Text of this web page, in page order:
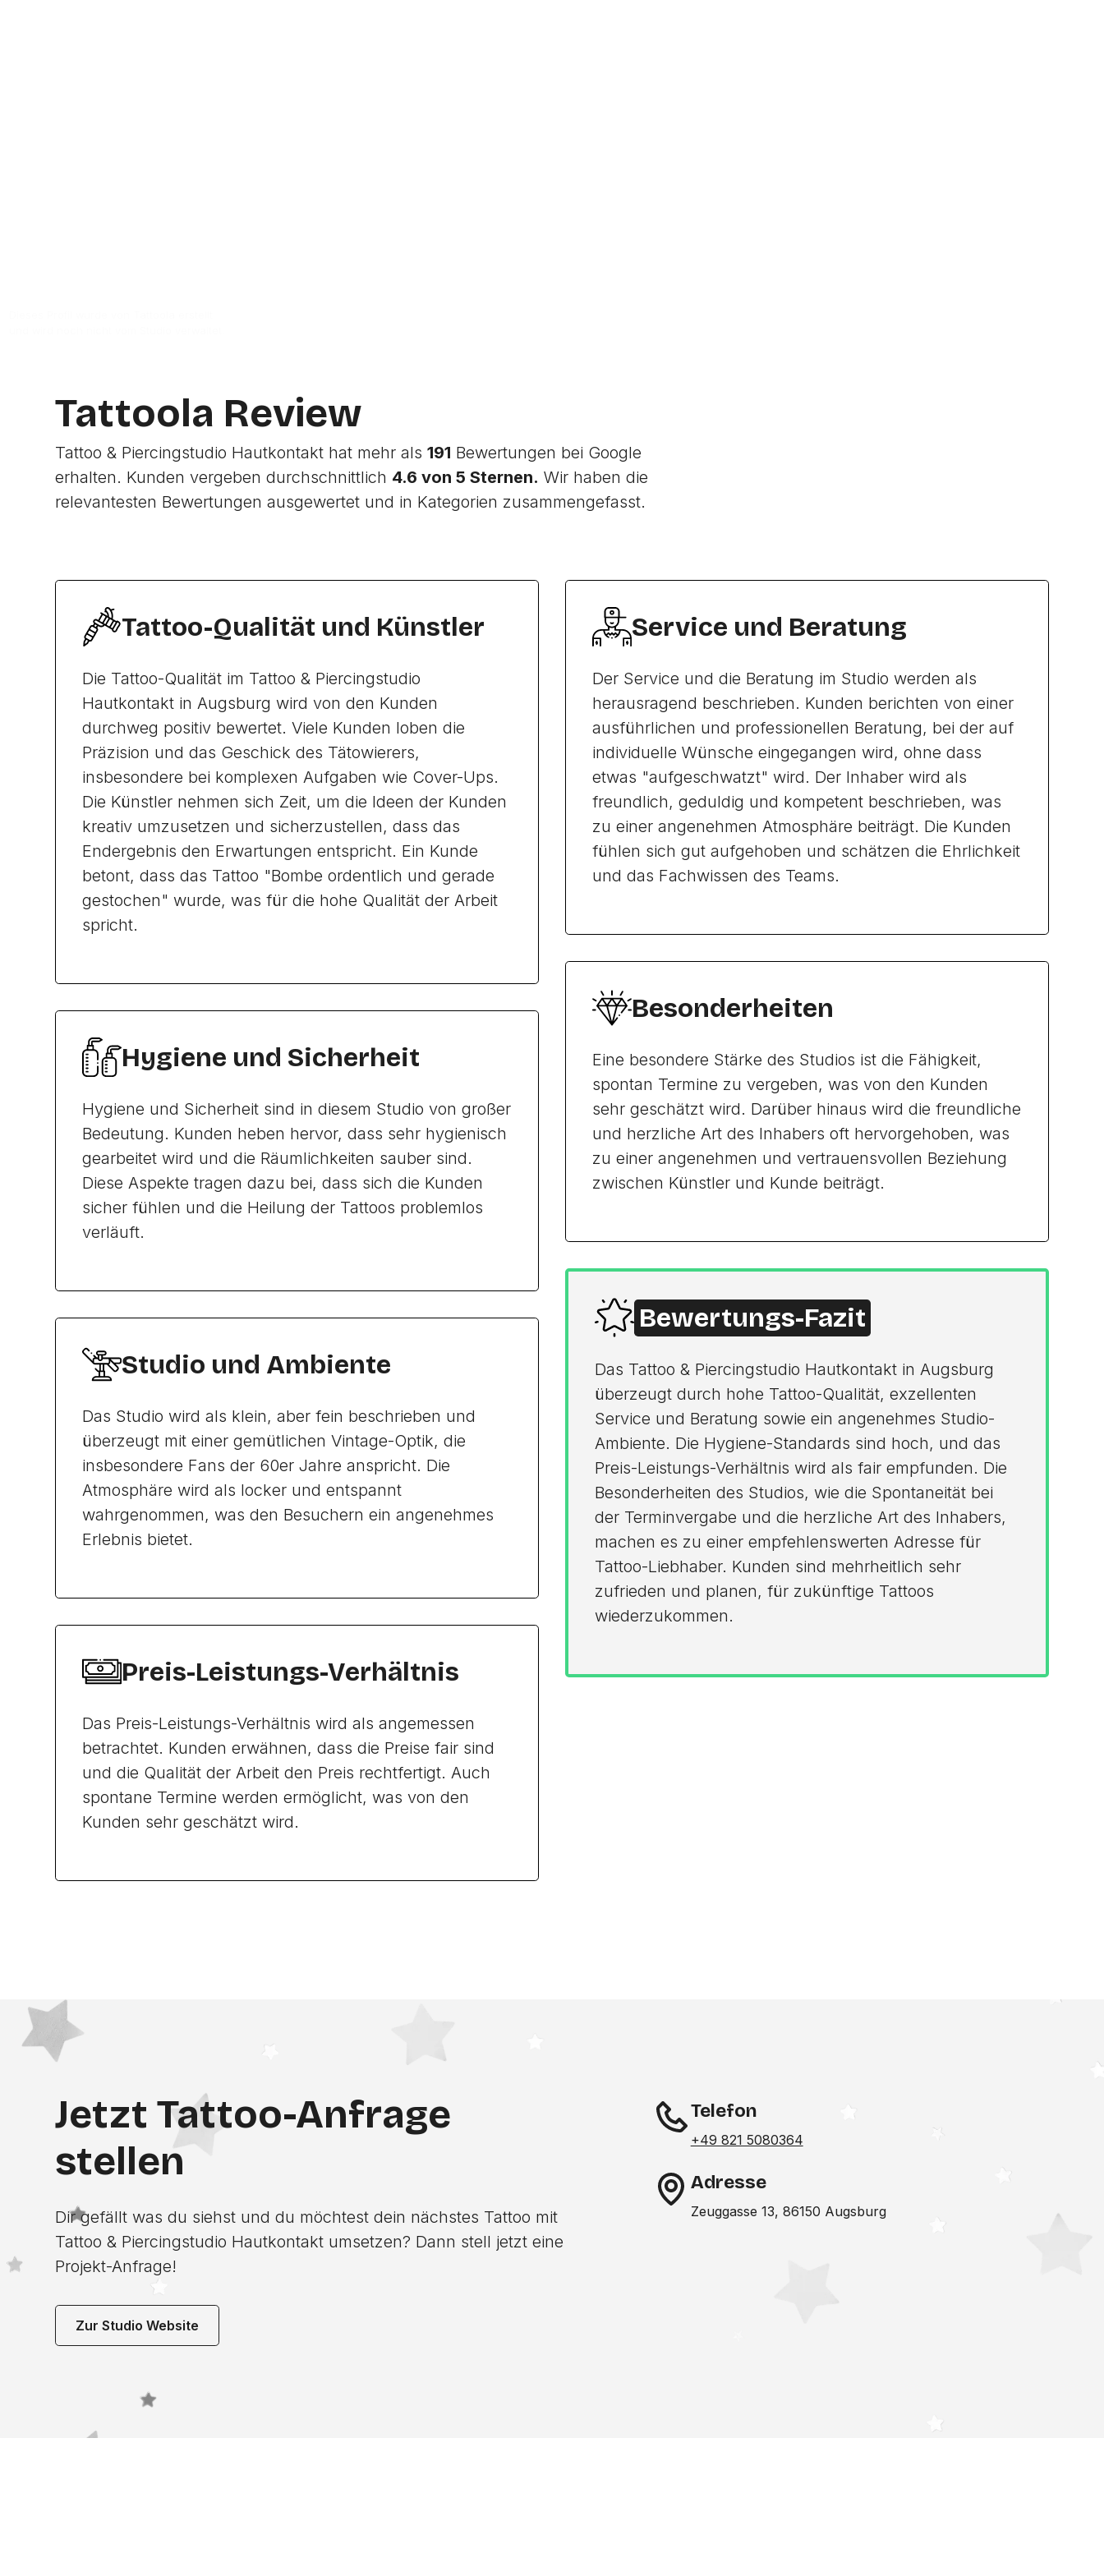
Tattoola Review
Tattoo & Piercingstudio Hautkontakt hat mehr als191 Bewertungen bei Google
erhalten. Kunden vergeben durchschnittlich 4.6 von 5 Sternen. Wir haben die
relevantesten Bewertungen ausgewertet und in Kategorien zusammengefasst.
Tattoo-Qualität und Künstler
Die Tattoo-Qualität im Tattoo & Piercingstudio
Hautkontakt in Augsburg wird von den Kunden
durchweg positiv bewertet. Viele Kunden loben die
Präzision und das Geschick des Tätowierers,
insbesondere bei komplexen Aufgaben wie Cover-Ups.
Die Künstler nehmen sich Zeit, um die Ideen der Kunden
kreativ umzusetzen und sicherzustellen, dass das
Endergebnis den Erwartungen entspricht. Ein Kunde
betont, dass das Tattoo "Bombe ordentlich und gerade
gestochen" wurde, was für die hohe Qualität der Arbeit
spricht.
Hygiene und Sicherheit
Hygiene und Sicherheit sind in diesem Studio von großer
Bedeutung. Kunden heben hervor, dass sehr hygienisch
gearbeitet wird und die Räumlichkeiten sauber sind.
Diese Aspekte tragen dazu bei, dass sich die Kunden
sicher fühlen und die Heilung der Tattoos problemlos
verläuft.
Studio und Ambiente
Das Studio wird als klein, aber fein beschrieben und
überzeugt mit einer gemütlichen Vintage-Optik, die
insbesondere Fans der 60er Jahre anspricht. Die
Atmosphäre wird als locker und entspannt
wahrgenommen, was den Besuchern ein angenehmes
Erlebnis bietet.
Preis-Leistungs-Verhältnis
Das Preis-Leistungs-Verhältnis wird als angemessen
betrachtet. Kunden erwähnen, dass die Preise fair sind
und die Qualität der Arbeit den Preis rechtfertigt. Auch
spontane Termine werden ermöglicht, was von den
Kunden sehr geschätzt wird.
Service und Beratung
Der Service und die Beratung im Studio werden als
herausragend beschrieben. Kunden berichten von einer
ausführlichen und professionellen Beratung, bei der auf
individuelle Wünsche eingegangen wird, ohne dass
etwas "aufgeschwatzt" wird. Der Inhaber wird als
freundlich, geduldig und kompetent beschrieben, was
zu einer angenehmen Atmosphäre beiträgt. Die Kunden
fühlen sich gut aufgehoben und schätzen die Ehrlichkeit
und das Fachwissen des Teams.
Besonderheiten
Eine besondere Stärke des Studios ist die Fähigkeit,
spontan Termine zu vergeben, was von den Kunden
sehr geschätzt wird. Darüber hinaus wird die freundliche
und herzliche Art des Inhabers oft hervorgehoben, was
zu einer angenehmen und vertrauensvollen Beziehung
zwischen Künstler und Kunde beiträgt.
Bewertungs-Fazit
Das Tattoo & Piercingstudio Hautkontakt in Augsburg
überzeugt durch hohe Tattoo-Qualität, exzellenten
Service und Beratung sowie ein angenehmes Studio-
Ambiente. Die Hygiene-Standards sind hoch, und das
Preis-Leistungs-Verhältnis wird als fair empfunden. Die
Besonderheiten des Studios, wie die Spontaneität bei
der Terminvergabe und die herzliche Art des Inhabers,
machen es zu einer empfehlenswerten Adresse für
Tattoo-Liebhaber. Kunden sind mehrheitlich sehr
zufrieden und planen, für zukünftige Tattoos
wiederzukommen.
Jetzt Tattoo-Anfrage
stellen
Dir gefällt was du siehst und du möchtest dein nächstes Tattoo mit
Tattoo & Piercingstudio Hautkontakt umsetzen? Dann stell jetzt eine
Projekt-Anfrage!
Zur Studio Website
Telefon
+49 821 5080364
Adresse
Zeuggasse 13, 86150 Augsburg